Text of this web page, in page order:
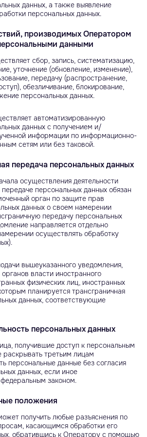
данных, а также выявление
персональных данных.
производимых Оператором
данными
сбор, запись, систематизацию,
уточнение (обновление, изменение),
передачу (распространение,
обезличивание, блокирование,
персональных данных.
автоматизированную
данных с получением и/
информации по информационно-
сетям или без таковой.
передача персональных данных
осуществления деятельности
персональных данных обязан
орган по защите прав
данных о своем намерении
передачу персональных
направляется отдельно
осуществлять обработку
вышеуказанного уведомления,
власти иностранного
физических лиц, иностранных
планируется трансграничная
данных, соответствующие
персональных данных
получившие доступ к персональным
раскрывать третьим лицам
персональные данные без согласия
данных, если иное
законом.
положения
получить любые разъяснения по
касающимся обработки его
обратившись к Оператору с помощью